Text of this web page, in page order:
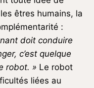
êtres humains, la
:
doit conduire
c’est quelque
robot. » Le robot
liées au